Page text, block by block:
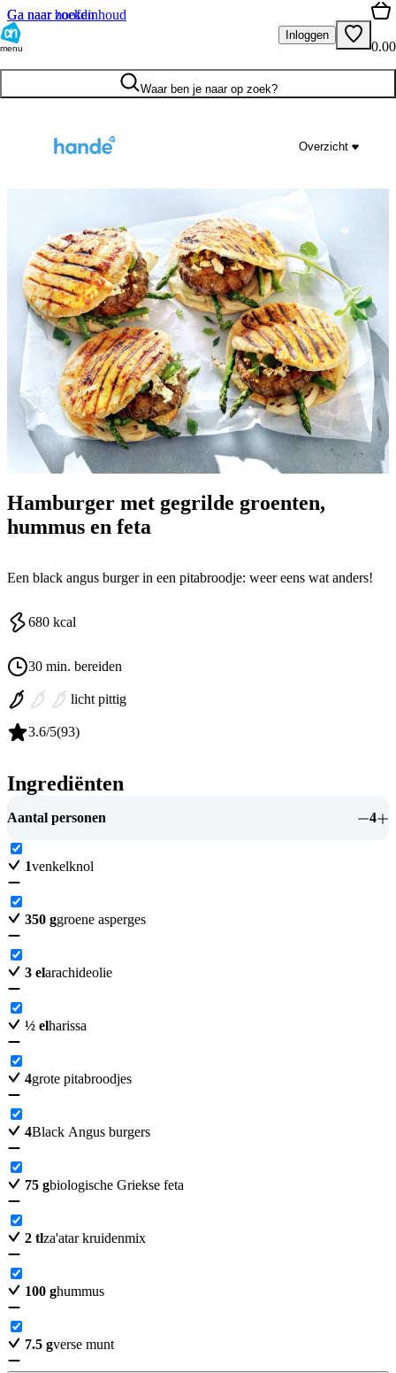
Ga naar hoofdinhoud
Ga naar zoeken
menu
Inloggen
0.00
Waar ben je naar op zoek?
Overzicht
Hamburger met gegrilde groenten,
hummus en feta
Een black angus burger in een pitabroodje: weer eens wat anders!
680 kcal
30 min. bereiden
licht pittig
3.6/5(93)
Ingrediënten
Aantal personen 4
1venkelknol
350 ggroene asperges
3 elarachideolie
½ elharissa
4grote pitabroodjes
4Black Angus burgers
75 gbiologische Griekse feta
2 tlza'atar kruidenmix
100 ghummus
7.5 gverse munt